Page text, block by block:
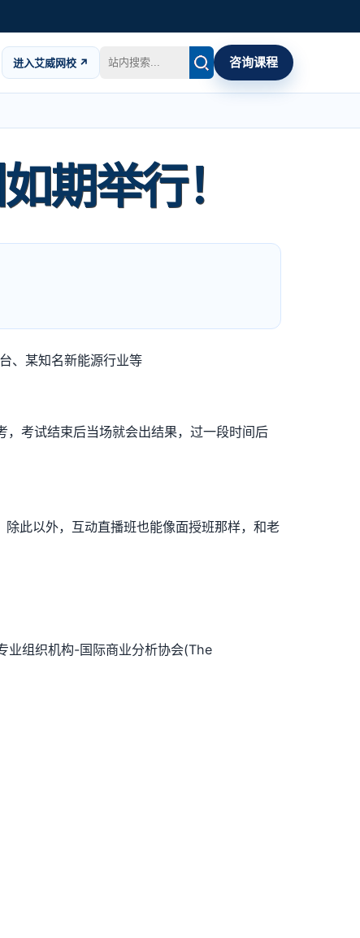
进入艾威网校 ↗ 咨询课程
期举行！
、某知名新能源行业等
考试结束后当场就会出结果，过一段时间后
此以外，互动直播班也能像面授班那样，和老
业组织机构-国际商业分析协会(The